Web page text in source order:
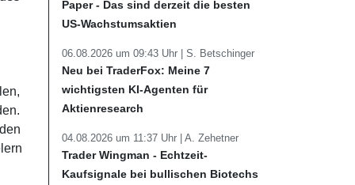
Paper - Das sind derzeit die besten
US-Wachstumsaktien
06.08.2026 um 09:43 Uhr | S. Betschinger
Neu bei TraderFox: Meine 7
wichtigsten KI-Agenten für
Aktienresearch
04.08.2026 um 11:37 Uhr | A. Zehetner
Trader Wingman - Echtzeit-
Kaufsignale bei bullischen Biotechs